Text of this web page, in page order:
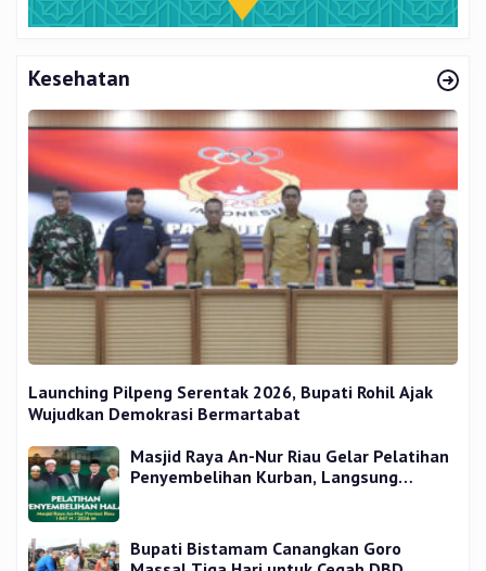
Kesehatan
Launching Pilpeng Serentak 2026, Bupati Rohil Ajak
Wujudkan Demokrasi Bermartabat
Masjid Raya An-Nur Riau Gelar Pelatihan
Penyembelihan Kurban, Langsung
Bupati Bistamam Canangkan Goro